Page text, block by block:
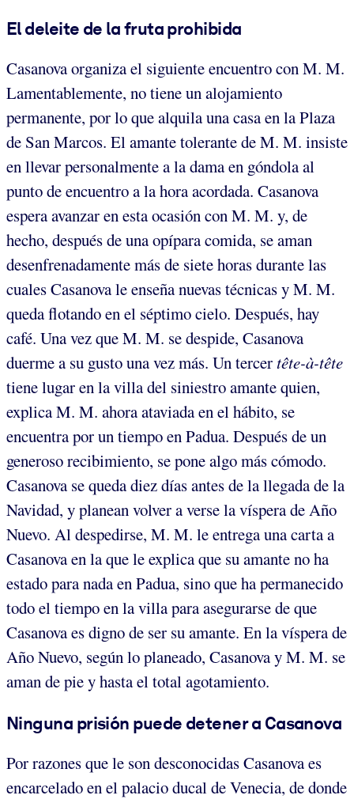
El deleite de la fruta prohibida
Casanova organiza el siguiente encuentro con M. M.
Lamentablemente, no tiene un alojamiento
permanente, por lo que alquila una casa en la Plaza
de San Marcos. El amante tolerante de M. M. insiste
en llevar personalmente a la dama en góndola al
punto de encuentro a la hora acordada. Casanova
espera avanzar en esta ocasión con M. M. y, de
hecho, después de una opípara comida, se aman
desenfrenadamente más de siete horas durante las
cuales Casanova le enseña nuevas técnicas y M. M.
queda flotando en el séptimo cielo. Después, hay
café. Una vez que M. M. se despide, Casanova
duerme a su gusto una vez más. Un tercertête-à-tête
tiene lugar en la villa del siniestro amante quien,
explica M. M. ahora ataviada en el hábito, se
encuentra por un tiempo en Padua. Después de un
generoso recibimiento, se pone algo más cómodo.
Casanova se queda diez días antes de la llegada de la
Navidad, y planean volver a verse la víspera de Año
Nuevo. Al despedirse, M. M. le entrega una carta a
Casanova en la que le explica que su amante no ha
estado para nada en Padua, sino que ha permanecido
todo el tiempo en la villa para asegurarse de que
Casanova es digno de ser su amante. En la víspera de
Año Nuevo, según lo planeado, Casanova y M. M. se
aman de pie y hasta el total agotamiento.
Ninguna prisión puede detener a Casanova
Por razones que le son desconocidas Casanova es
encarcelado en el palacio ducal de Venecia, de donde